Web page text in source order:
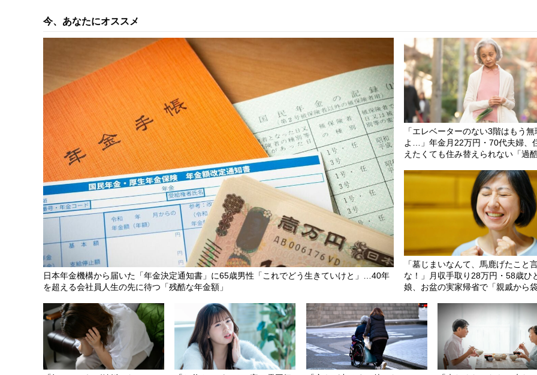
学のパンフレット」を広げてはしゃぐ「三男」を撃沈させた “我が家の実態”【FPが解説】
今、あなたにオススメ
日本年金機構から届いた「年金決定通知書」に65歳男性「これでどう生きていけと」…40年
を超える会社員人生の先に待つ「残酷な年金額」
「エレベーターのない3階はもう無
よ…」年金月22万円・70代夫婦、
えたくても住み替えられない「過
「墓じまいなんて、馬鹿げたこと
な！」月収手取り28万円・58歳ひ
娘、お盆の実家帰省で「親戚から